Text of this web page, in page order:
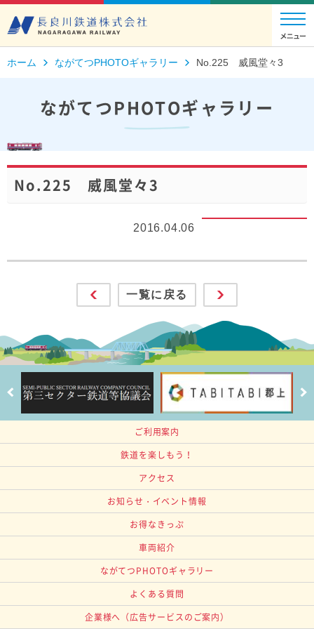
ホーム ながてつPHOTOギャラリー No.225 威風堂々3
ながてつPHOTOギャラリー
No.225 威風堂々3
2016.04.06
一覧に戻る
ご利用案内
鉄道を楽しもう！
アクセス
お知らせ・イベント情報
お得なきっぷ
車両紹介
ながてつPHOTOギャラリー
よくある質問
企業様へ （広告サービスのご案内）